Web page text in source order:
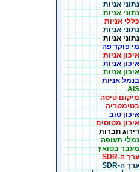
נתוני אניות
נתוני אניות
כללי אניות
נתוני אניות
נתוני אניות
מי פוקד פה
איכון אניות
איכון אניות
איכון אניות
בנמל אניות
AIS
מיקום טיסה
בטימטריה
איכון טוב
איכון מטוסים
דירוג חברות
נמלי תעופה
מעבר בסואץ
ערך ה-SDR
ערך ה-SDR